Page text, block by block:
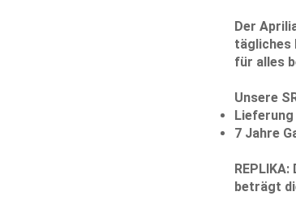
Der
tägliches
für alles
Unsere
Lieferung
7 Jahre
REPLIKA:
beträgt